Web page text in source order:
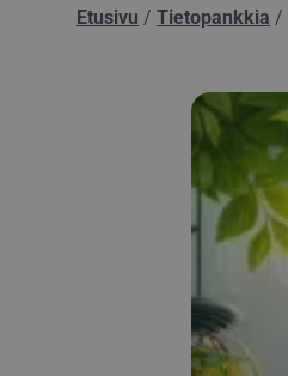
Etusivu / Tietopankkia /